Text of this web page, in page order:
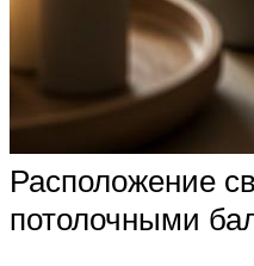
Расположение
потолочными